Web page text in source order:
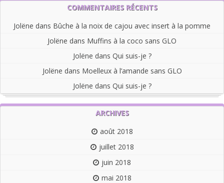
COMMENTAIRES RÉCENTS
Jolëne dans Bûche à la noix de cajou avec insert à la pomme
Jolëne dans Muffins à la coco sans GLO
Jolëne dans Qui suis-je ?
Jolëne dans Moelleux à l’amande sans GLO
Jolëne dans Qui suis-je ?
ARCHIVES
août 2018
juillet 2018
juin 2018
mai 2018